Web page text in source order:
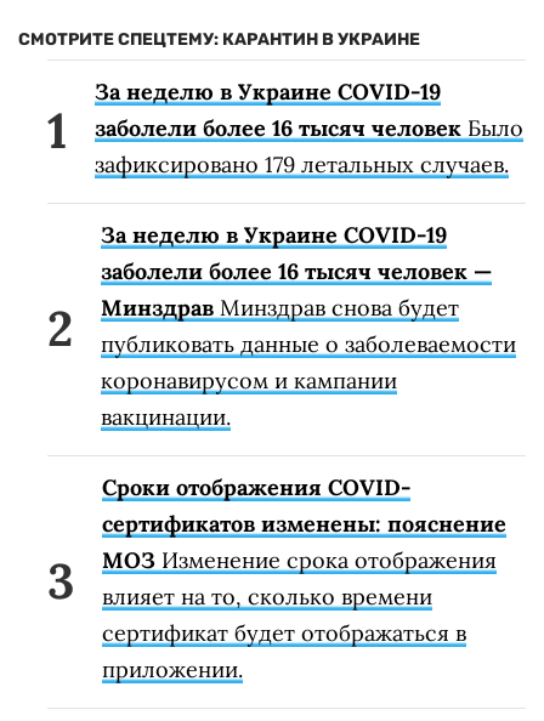
СМОТРИТЕ СПЕЦТЕМУ: КАРАНТИН В УКРАИНЕ
За неделю в Украине COVID-19
заболели более 16 тысяч человек Было
зафиксировано 179 летальных случаев.
За неделю в Украине COVID-19
заболели более 16 тысяч человек —
Минздрав Минздрав снова будет
публиковать данные о заболеваемости
коронавирусом и кампании
вакцинации.
Сроки отображения COVID-
сертификатов изменены: пояснение
МОЗ Изменение срока отображения
влияет на то, сколько времени
сертификат будет отображаться в
приложении.